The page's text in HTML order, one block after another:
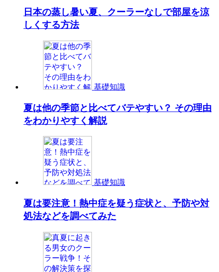
日本の蒸し暑い夏、クーラーなしで部屋を涼
しくする方法
基礎知識
夏は他の季節と比べてバテやすい？ その理由
をわかりやすく解説
基礎知識
夏は要注意！熱中症を疑う症状と、予防や対
処法などを調べてみた